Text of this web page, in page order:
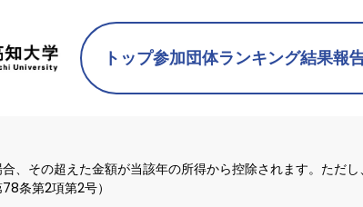
トップ参加団体ランキング結果報
、その超えた金額が当該年の所得から控除されます。ただ
条第2項第2号）